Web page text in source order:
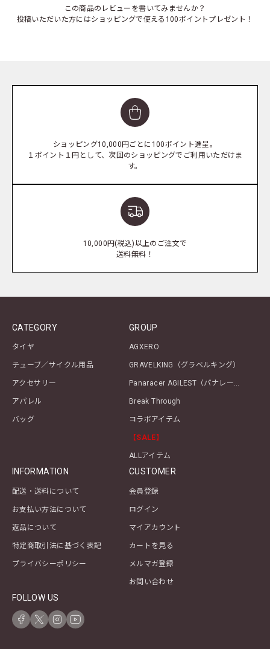
この商品のレビューを書いてみませんか？
投稿いただいた方にはショッピングで使える100ポイントプレゼント！
ショッピング10,000円ごとに100ポイント進呈。
１ポイント１円として、次回のショッピングでご利用いただけま
す。
10,000円(税込)以上のご注文で
送料無料！
CATEGORY
タイヤ
チューブ／サイクル用品
アクセサリー
アパレル
バッグ
GROUP
AGXERO
GRAVELKING（グラベルキング）
Panaracer AGILEST（パナレーサー アジリスト）シリーズ
Break Through
コラボアイテム
【SALE】
ALLアイテム
INFORMATION
配送・送料について
お支払い方法について
返品について
特定商取引法に基づく表記
プライバシーポリシー
CUSTOMER
会員登録
ログイン
マイアカウント
カートを見る
メルマガ登録
お問い合わせ
FOLLOW US